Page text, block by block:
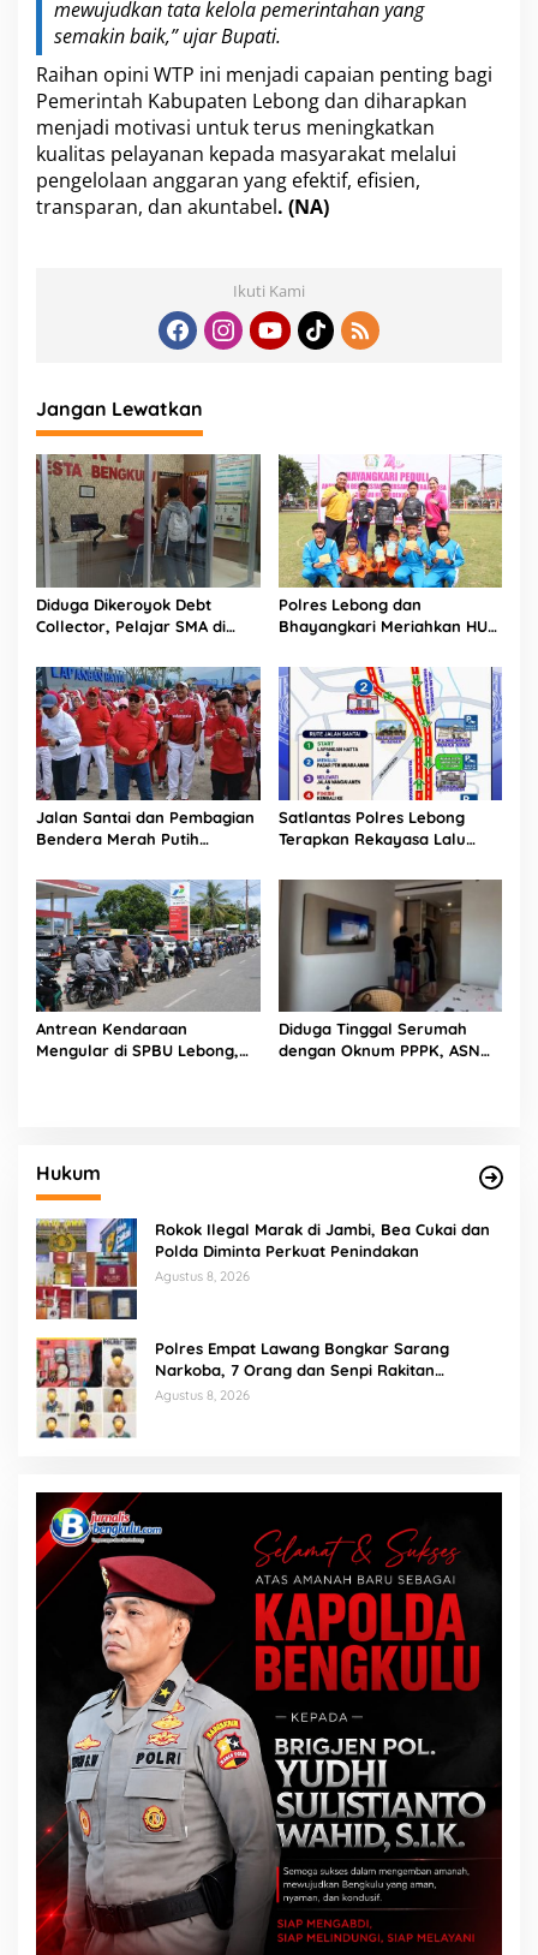
mewujudkan tata kelola pemerintahan yang
semakin baik,” ujar Bupati.
Raihan opini WTP ini menjadi capaian penting bagi
Pemerintah Kabupaten Lebong dan diharapkan
menjadi motivasi untuk terus meningkatkan
kualitas pelayanan kepada masyarakat melalui
pengelolaan anggaran yang efektif, efisien,
transparan, dan akuntabel. (NA)
Ikuti Kami
Jangan Lewatkan
Diduga Dikeroyok Debt
Collector, Pelajar SMA di
Hukum
Polres Lebong dan
Bhayangkari Meriahkan HUT
Asuhan
Jalan Santai dan Pembagian
Bendera Merah Putih
Kemerdekaan di Kabupaten
Lebong
Satlantas Polres Lebong
Terapkan Rekayasa Lalu
ke-81
Antrean Kendaraan
Mengular di SPBU Lebong,
Diduga Tinggal Serumah
dengan Oknum PPPK, ASN
Hukum
Rokok Ilegal Marak di Jambi, Bea Cukai dan
Polda Diminta Perkuat Penindakan
Agustus 8, 2026
Polres Empat Lawang Bongkar Sarang
Narkoba, 7 Orang dan Senpi Rakitan
Diamankan
Agustus 8, 2026